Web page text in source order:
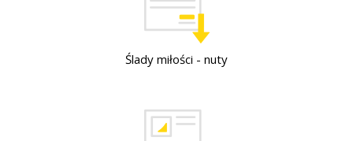
Ślady miłości - nuty